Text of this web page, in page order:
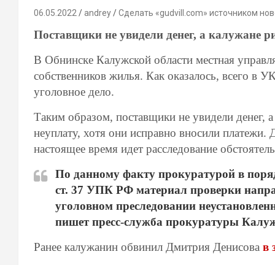
06.05.2022 andrey Сделать «gudvill.com» источником
Поставщики не увидели денег, а калужане
В Обнинске Калужской области местная
собственников жилья. Как оказалось, всего в
уголовное дело.
Таким образом, поставщики не увидели денег,
неуплату, хотя они исправно вносили
настоящее время идет расследование
По данному факту прокуратурой в
ст. 37 УПК РФ материал проверки
уголовном преследовании
пишет пресс-служба прокуратуры
Ранее калужанин обвинил Дмитрия Денисова в